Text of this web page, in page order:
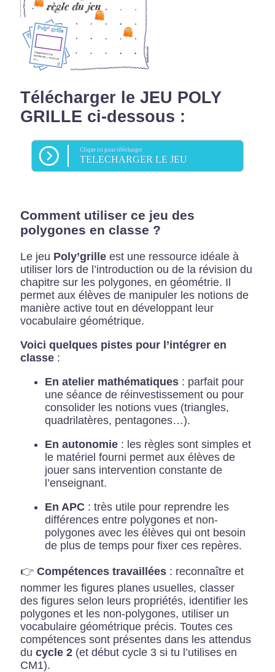
Télécharger le JEU POLY
GRILLE ci-dessous :
Clique ici pour télécharger
TELECHARGER LE JEU
Comment utiliser ce jeu des
polygones en classe ?
Le jeu Poly’grille est une ressource idéale à
utiliser lors de l’introduction ou de la révision du
chapitre sur les polygones, en géométrie. Il
permet aux élèves de manipuler les notions de
manière active tout en développant leur
vocabulaire géométrique.
Voici quelques pistes pour l’intégrer en
classe :
En atelier mathématiques : parfait pour
une séance de réinvestissement ou pour
consolider les notions vues (triangles,
quadrilatères, pentagones…).
En autonomie : les règles sont simples et
le matériel fourni permet aux élèves de
jouer sans intervention constante de
l’enseignant.
En APC : très utile pour reprendre les
différences entre polygones et non-
polygones avec les élèves qui ont besoin
de plus de temps pour fixer ces repères.
👉 Compétences travaillées : reconnaître et
nommer les figures planes usuelles, classer
des figures selon leurs propriétés, identifier les
polygones et les non-polygones, utiliser un
vocabulaire géométrique précis. Toutes ces
compétences sont présentes dans les attendus
du cycle 2 (et début cycle 3 si tu l’utilises en
CM1).